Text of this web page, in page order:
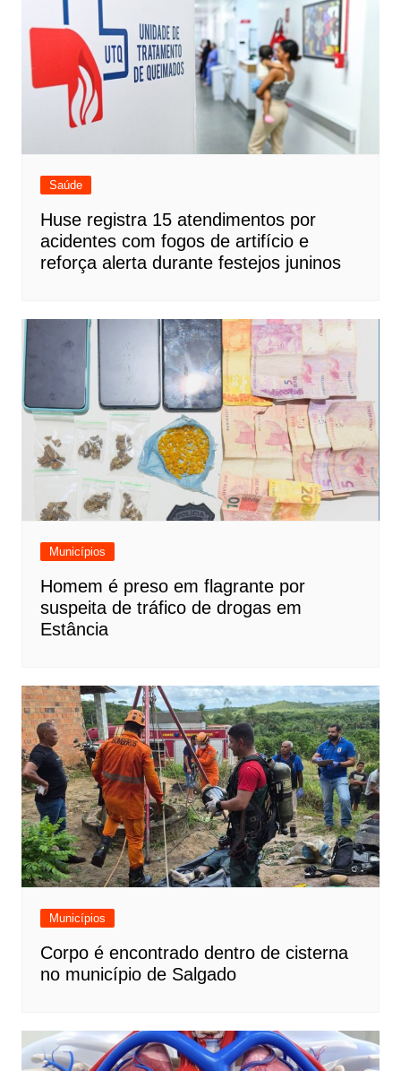
Saúde
Huse registra 15 atendimentos por
acidentes com fogos de artifício e
reforça alerta durante festejos juninos
Municípios
Homem é preso em flagrante por
suspeita de tráfico de drogas em
Estância
Municípios
Corpo é encontrado dentro de cisterna
no município de Salgado